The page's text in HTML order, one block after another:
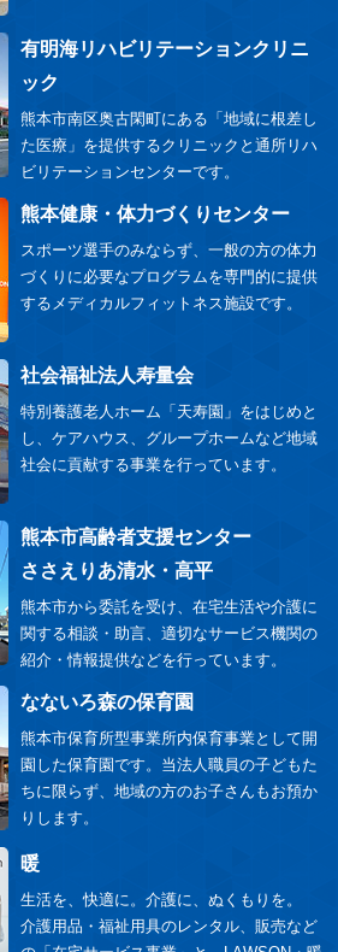
有明海リハビリテーションクリニ
ック
熊本市南区奥古閑町にある「地域に根差し
た医療」を提供するクリニックと通所リハ
ビリテーションセンターです。
熊本健康・体力づくりセンター
スポーツ選手のみならず、一般の方の体力
づくりに必要なプログラムを専門的に提供
するメディカルフィットネス施設です。
社会福祉法人寿量会
特別養護老人ホーム「天寿園」をはじめと
し、ケアハウス、グループホームなど地域
社会に貢献する事業を行っています。
熊本市高齢者支援センター
ささえりあ清水・高平
熊本市から委託を受け、在宅生活や介護に
関する相談・助言、適切なサービス機関の
紹介・情報提供などを行っています。
なないろ森の保育園
熊本市保育所型事業所内保育事業として開
園した保育園です。当法人職員の子どもた
ちに限らず、地域の方のお子さんもお預か
りします。
暖
生活を、快適に。介護に、ぬくもりを。
介護用品・福祉用具のレンタル、販売など